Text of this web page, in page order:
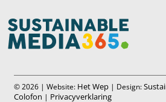
© 2026 | Website: Het Wep | Design:
Colofon | Privacyverklaring